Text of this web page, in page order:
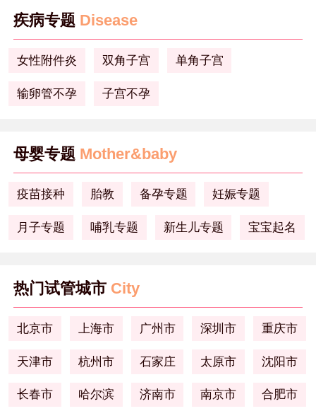
疾病专题 Disease
女性附件炎 双角子宫 单角子宫
输卵管不孕 子宫不孕
母婴专题 Mother&baby
疫苗接种 胎教 备孕专题 妊娠专题
月子专题 哺乳专题 新生儿专题 宝宝起名
热门试管城市 City
北京市 上海市 广州市 深圳市 重庆市
天津市 杭州市 石家庄 太原市 沈阳市
长春市 哈尔滨 济南市 南京市 合肥市